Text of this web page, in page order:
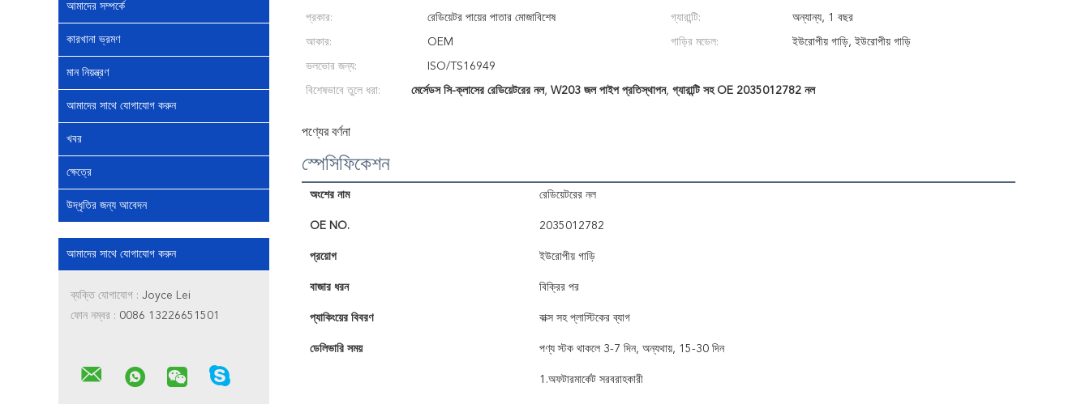
আমাদের সম্পর্কে
কারখানা ভ্রমণ
মান নিয়ন্ত্রণ
আমাদের সাথে যোগাযোগ করুন
খবর
ক্ষেত্রে
উদ্ধৃতির জন্য আবেদন
আমাদের সাথে যোগাযোগ করুন
ব্যক্তি যোগাযোগ : Joyce Lei
ফোন নম্বর : 0086 13226651501
প্রকার: রেডিয়েটর পায়ের পাতার মোজাবিশেষ গ্যারান্টি: অন্যান্য, 1 বছর
আকার: OEM গাড়ির মডেল: ইউরোপীয় গাড়ি, ইউরোপীয় গাড়ি
ভলভোর জন্য: ISO/TS16949
বিশেষভাবে তুলে ধরা: মের্সেডস সি-ক্লাসের রেডিয়েটরের নল, W203 জল পাইপ প্রতিস্থাপন, গ্যারান্টি সহ OE 2035012782 নল
পণ্যের বর্ণনা
স্পেসিফিকেশন
অংশের নাম রেডিয়েটরের নল
OE NO. 2035012782
প্রয়োগ ইউরোপীয় গাড়ি
বাজার ধরন বিক্রির পর
প্যাকিংয়ের বিবরণ বাক্স সহ প্লাস্টিকের ব্যাগ
ডেলিভারি সময় পণ্য স্টক থাকলে 3-7 দিন, অন্যথায়, 15-30 দিন
1.অফটারমার্কেট সরবরাহকারী